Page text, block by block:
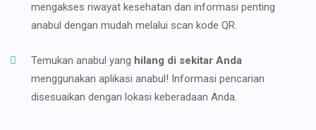
mengakses riwayat kesehatan dan informasi penting
anabul dengan mudah melalui scan kode QR.
Temukan anabul yang hilang di sekitar Anda
menggunakan aplikasi anabul! Informasi pencarian
disesuaikan dengan lokasi keberadaan Anda.